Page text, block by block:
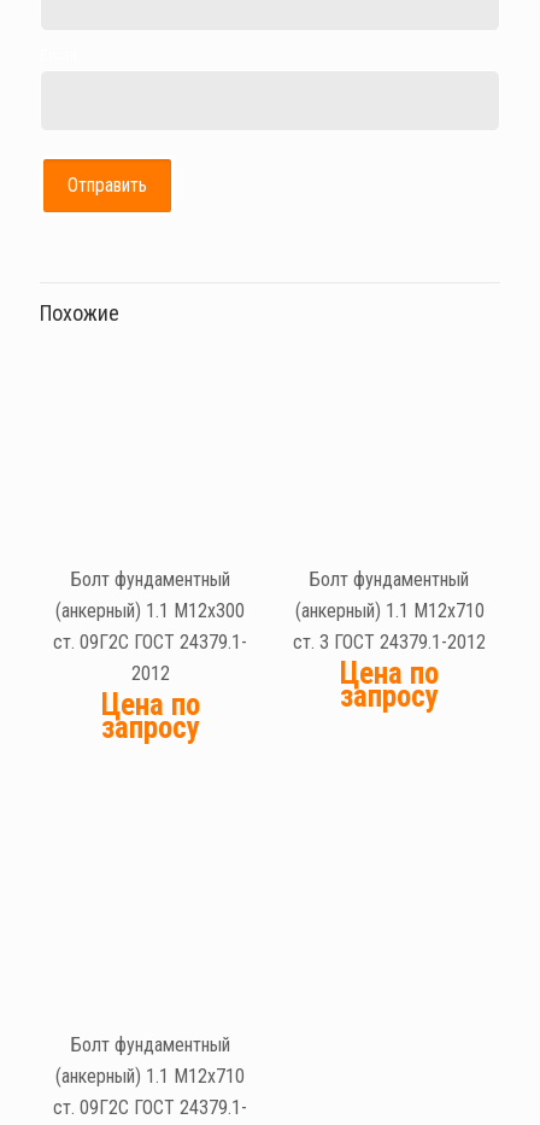
Похожие
Болт фундаментный
(анкерный) 1.1 М12х300
ст. 09Г2С ГОСТ 24379.1-
2012
Цена по
запросу
Болт фундаментный
(анкерный) 1.1 М12х710
ст. 3 ГОСТ 24379.1-2012
Цена по
запросу
Болт фундаментный
(анкерный) 1.1 М12х710
ст. 09Г2С ГОСТ 24379.1-